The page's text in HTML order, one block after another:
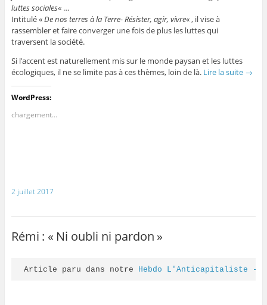
luttes sociales« …
Intitulé «De nos terres à la Terre- Résister, agir, vivre« , il vise à
rassembler et faire converger une fois de plus les luttes qui
traversent la société.
Si l’accent est naturellement mis sur le monde paysan et les luttes
écologiques, il ne se limite pas à ces thèmes, loin de là. Lire la suite →
WordPress:
chargement…
2 juillet 2017
Rémi : « Ni oubli ni pardon »
Article paru dans notre Hebdo L'Anticapitaliste -